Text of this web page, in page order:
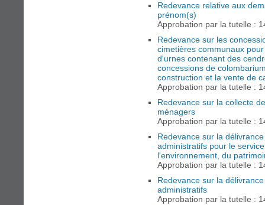
Redevance relative aux
prénom(s)
Approbation par la tutelle :
Redevance sur les
cimetières communaux
d'urnes contenant des
concessions de
construction et la vente de
Approbation par la tutelle :
Redevance sur la collecte
ménagers
Approbation par la tutelle :
Redevance sur la
administratifs pour le
l'environnement, du
Approbation par la tutelle :
Redevance sur la
administratifs
Approbation par la tutelle :